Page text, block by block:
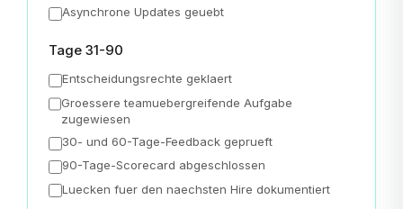
Asynchrone Updates geuebt
Tage 31-90
Entscheidungsrechte geklaert
Groessere teamuebergreifende Aufgabe
zugewiesen
30- und 60-Tage-Feedback geprueft
90-Tage-Scorecard abgeschlossen
Luecken fuer den naechsten Hire dokumentiert